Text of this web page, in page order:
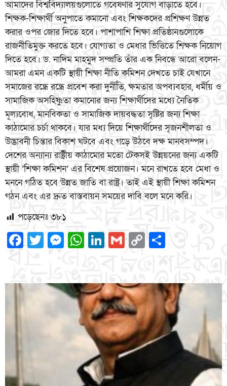
আমাদের বিশ্ববিদ্যালয়গুলোতে গবেষণার সুযোগ বাড়াতে হবে।
শিক্ষক-শিক্ষার্থী অনুপাতে কমানো এবং শিক্ষকদের প্রশিক্ষণ উন্নত
করার ওপর জোর দিতে হবে। পাশাপাশি শিক্ষা প্রতিষ্ঠানগুলোকে
রাজনীতিমুক্ত করতে হবে। যোগ্যতা ও মেধার ভিত্তিতে শিক্ষক নিয়োগ
দিতে হবে। ড. নাদিম মাহমুদ সম্প্রতি তাঁর এক নিবন্ধে আরো বলেন-
আমরা এমন একটি স্থায়ী শিক্ষা নীতি কমিশন দেখতে চাই যেখানে
সমাজের রন্ধ্রে রন্ধ্রে প্রবেশ করা দুর্নীতি, ক্ষমতার অপব্যবহার, ধর্মীয় ও
সামাজিক অসহিষ্ণুতা কমানোর জন্য শিক্ষার্থীদের মধ্যে নৈতিক
মূল্যবোধ, মানবিকতা ও সামাজিক দায়বদ্ধতা সৃষ্টির জন্য শিক্ষা
কাঠামোর চর্চা থাকবে। যার মধ্য দিয়ে শিক্ষার্থীদের সৃজনশীলতা ও
উদ্ভাবনী চিন্তার বিকাশ ঘটবে এবং গড়ে উঠবে দক্ষ মানবসম্পদ।
দেশের অন্যান্য রাষ্ট্রীয় কাঠামোর মতো টেকসই উন্নয়নের জন্য একটি
স্থায়ী ‘শিক্ষা কমিশন’ এর বিশেষ প্রয়োজন। মনে রাখতে হবে মেধা ও
মননে গঠিত হবে উন্নত জাতি বা রাষ্ট্র। তাই এই স্থায়ী শিক্ষা কমিশন
গঠন এবং এর দ্রুত বাস্তবায়ন সময়ের দাবি বলে মনে করি।
পড়েছেনঃ ৩৮১
Facebook
TwitterMessenger
WhatsApp
LinkedIn
GmailCopy
Link
Share